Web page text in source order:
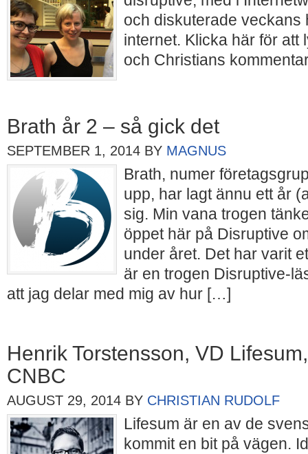
och diskuterade veckans
internet. Klicka här för att
och Christians
Brath år 2 – så gick det
SEPTEMBER 1, 2014 BY MAGNUS
Brath, numer
upp, har lagt ännu ett år
sig. Min vana trogen
öppet här på Disruptive
under året. Det har varit
är en trogen Disruptive-
att jag delar med mig av hur […]
Henrik Torstensson, VD
CNBC
AUGUST 29, 2014 BY CHRISTIAN RUDOLF
Lifesum är en av de
kommit en bit på vägen.